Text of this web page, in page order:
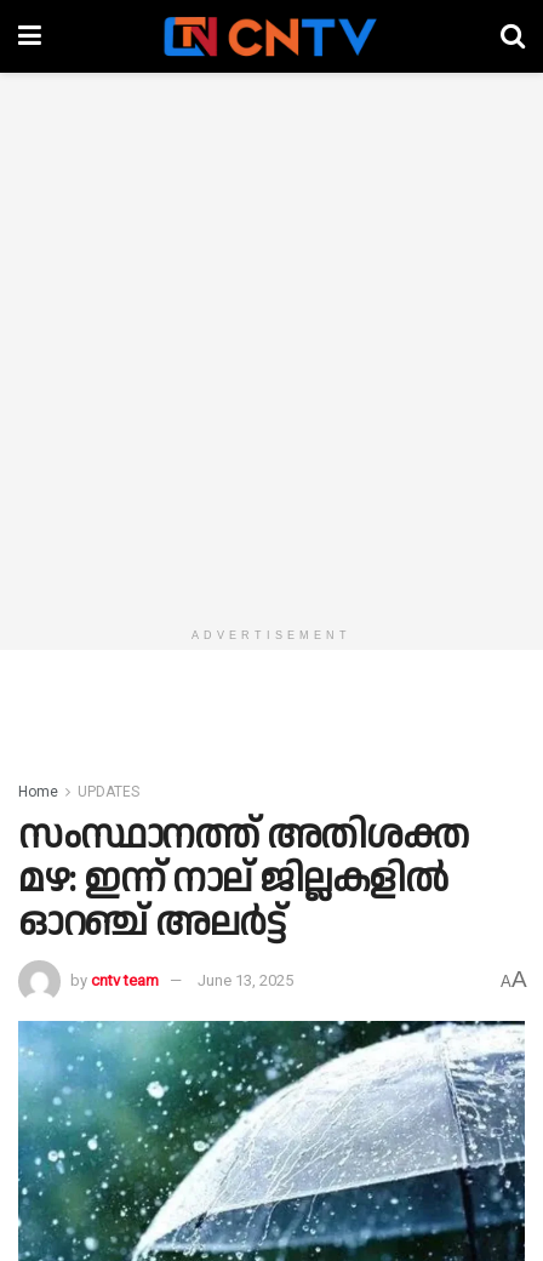
ADVERTISEMENT
Home UPDATES
സംസ്ഥാനത്ത് അതിശക്ത
മഴ: ഇന്ന് നാല് ജില്ലകളിൽ
ഓറഞ്ച് അലർട്ട്
by cntv team June 13, 2025 AA